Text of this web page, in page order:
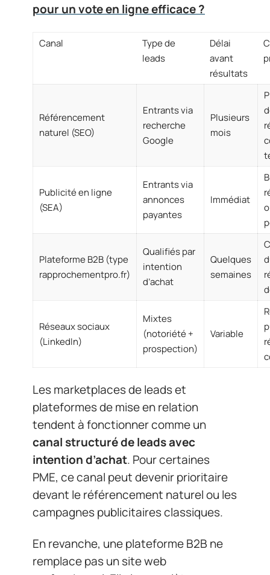
pour un vote en ligne efficace ?
Canal
Type de
leads
Délai
avant
résultats
Référencement
naturel (SEO)
Entrants via
recherche
Google
Plusieurs
mois
Publicité en ligne
(SEA)
Entrants via
annonces
payantes
Immédiat
Plateforme B2B (type
rapprochementpro.fr)
Qualifiés par
intention
d’achat
Quelques
semaines
Réseaux sociaux
(LinkedIn)
Mixtes
(notoriété +
prospection)
Variable
Les marketplaces de leads et
plateformes de mise en relation
tendent à fonctionner comme un
canal structuré de leads avec
intention d’achat. Pour certaines
PME, ce canal peut devenir prioritaire
devant le référencement naturel ou les
campagnes publicitaires classiques.
En revanche, une plateforme B2B ne
remplace pas un site web